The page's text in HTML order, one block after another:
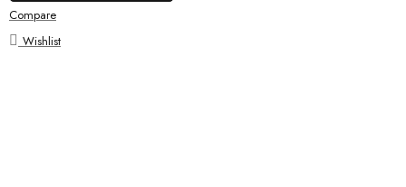
Compare
Wishlist